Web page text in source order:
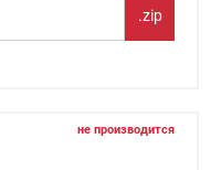
.zip
не производится